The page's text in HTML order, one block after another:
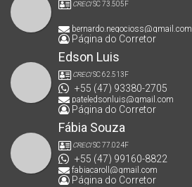
CRECISC 73.505F
bernardo.negocioss@gmail.com
Página do Corretor
Edson Luis
CRECISC 62.513F
+55 (47) 93380-2705
pateledsonluis@gmail.com
Página do Corretor
Fábia Souza
CRECISC 77.024F
+55 (47) 99160-8822
fabiacaroll@gmail.com
Página do Corretor